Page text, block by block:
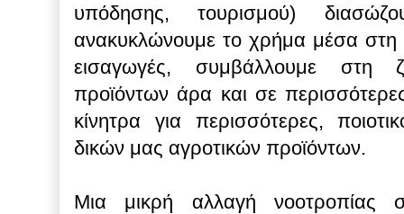
υπόδησης, τουρισμού)
ανακυκλώνουμε το χρήμα μέσα στη
εισαγωγές, συμβάλλουμε στη
προϊόντων άρα και σε
κίνητρα για περισσότερες,
δικών μας αγροτικών προϊόντων.
Μια μικρή αλλαγή νοοτροπίας